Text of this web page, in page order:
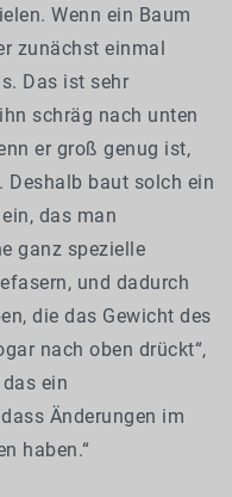
Wenn ein Baum
zunächst einmal
Das ist sehr
schräg nach unten
er groß genug ist,
Deshalb baut solch ein
das man
ganz spezielle
und dadurch
die das Gewicht des
nach oben drückt“,
ein
Änderungen im
haben.“